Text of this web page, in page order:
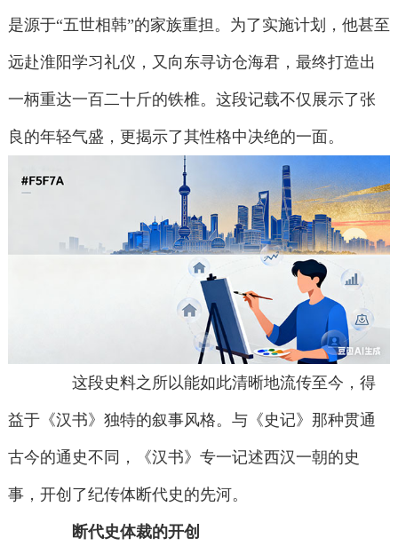
是源于“五世相韩”的家族重担。为了实施计划，他甚至
远赴淮阳学习礼仪，又向东寻访仓海君，最终打造出
一柄重达一百二十斤的铁椎。这段记载不仅展示了张
良的年轻气盛，更揭示了其性格中决绝的一面。
这段史料之所以能如此清晰地流传至今，得
益于《汉书》独特的叙事风格。与《史记》那种贯通
古今的通史不同，《汉书》专一记述西汉一朝的史
事，开创了纪传体断代史的先河。
断代史体裁的开创